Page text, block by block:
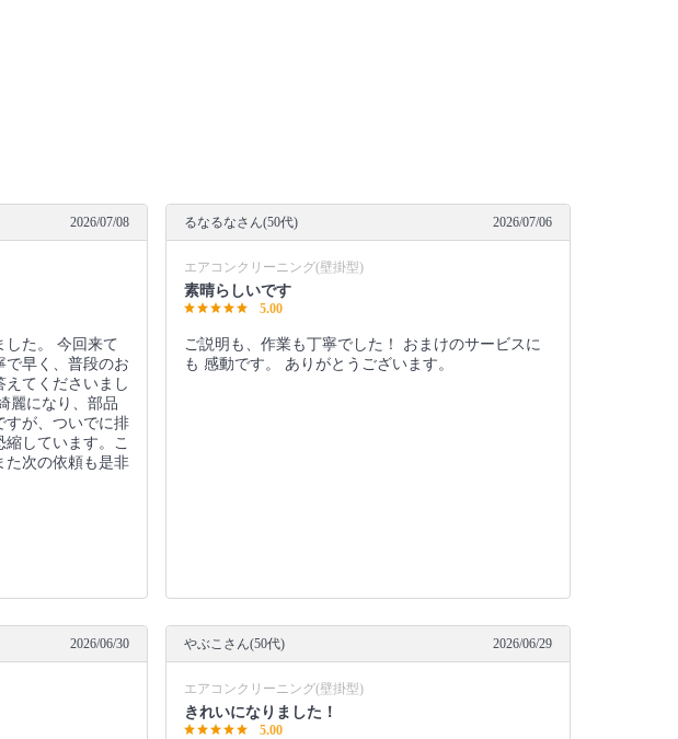
2026/07/08
した。 今回来て
で早く、普段のお
てくださいまし
麗になり、部品
すが、ついでに排
しています。こ
た次の依頼も是非
るなるなさん(50代) 2026/07/06
エアコンクリーニング(壁掛型)
素晴らしいです
5.00
ご説明も、作業も丁寧でした！ おまけのサービスに
も 感動です。 ありがとうございます。
2026/06/30 やぶこさん(50代) 2026/06/29
エアコンクリーニング(壁掛型)
きれいになりました！
5.00